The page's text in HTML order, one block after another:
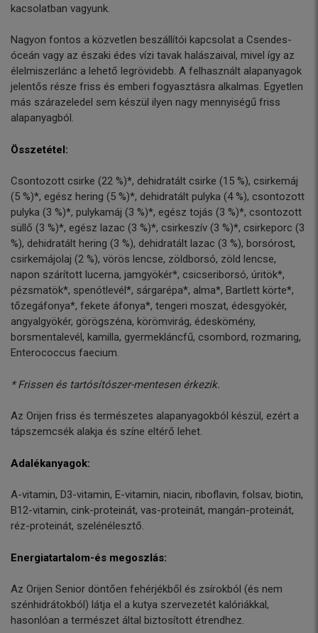
kacsolatban vagyunk.
Nagyon fontos a közvetlen beszállítói kapcsolat a Csendes-
óceán vagy az északi édes vízi tavak halászaival, mivel így az
élelmiszerlánc a lehető legrövidebb. A felhasznált alapanyagok
jelentős része friss és emberi fogyasztásra alkalmas. Egyetlen
más szárazeledel sem készül ilyen nagy mennyiségű friss
alapanyagból.
Összetétel:
Csontozott csirke (22 %)*, dehidratált csirke (15 %), csirkemáj
(5 %)*, egész hering (5 %)*, dehidratált pulyka (4 %), csontozott
pulyka (3 %)*, pulykamáj (3 %)*, egész tojás (3 %)*, csontozott
süllő (3 %)*, egész lazac (3 %)*, csirkeszív (3 %)*, csirkeporc (3
%), dehidratált hering (3 %), dehidratált lazac (3 %), borsórost,
csirkemájolaj (2 %), vörös lencse, zöldborsó, zöld lencse,
napon szárított lucerna, jamgyökér*, csicseriborsó, úritök*,
pézsmatök*, spenótlevél*, sárgarépa*, alma*, Bartlett körte*,
tőzegáfonya*, fekete áfonya*, tengeri moszat, édesgyökér,
angyalgyökér, görögszéna, körömvirág, édeskömény,
borsmentalevél, kamilla, gyermekláncfű, csombord, rozmaring,
Enterococcus faecium.
* Frissen és tartósítószer-mentesen érkezik.
Az Orijen friss és természetes alapanyagokból készül, ezért a
tápszemcsék alakja és színe eltérő lehet.
Adalékanyagok:
A-vitamin, D3-vitamin, E-vitamin, niacin, riboflavin, folsav, biotin,
B12-vitamin, cink-proteinát, vas-proteinát, mangán-proteinát,
réz-proteinát, szelénélesztő.
Energiatartalom-és megoszlás:
Az Orijen Senior döntően fehérjékből és zsírokból (és nem
szénhidrátokból) látja el a kutya szervezetét kalóriákkal,
hasonlóan a természet által biztosított étrendhez.